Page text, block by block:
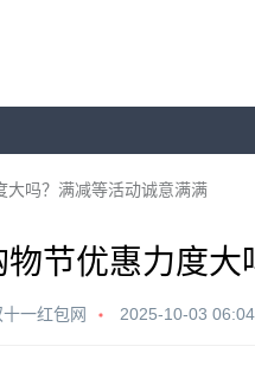
大吗？满减等活动诚意满满
节优惠力度
十一红包网 2025-10-03